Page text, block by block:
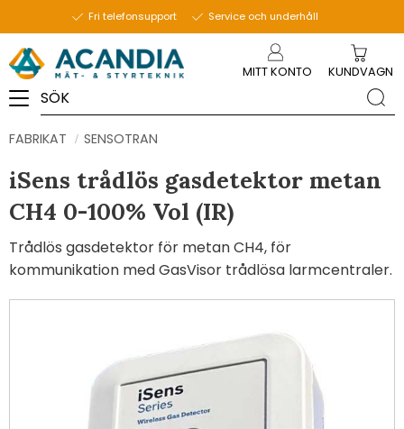
Fri telefonsupport Service och underhåll
MITT KONTO KUNDVAGN
FABRIKAT SENSOTRAN
iSens trådlös gasdetektor metan
CH4 0-100% Vol (IR)
Trådlös gasdetektor för metan CH4, för
kommunikation med GasVisor trådlösa larmcentraler.